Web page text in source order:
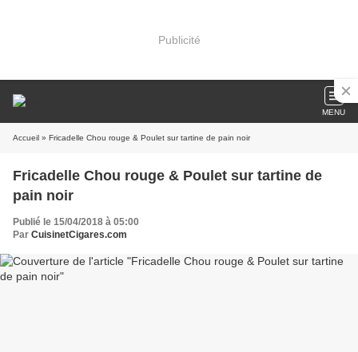
Publicité
MENU
Accueil » Fricadelle Chou rouge & Poulet sur tartine de pain noir
Fricadelle Chou rouge & Poulet sur tartine de
pain noir
Publié le 15/04/2018 à 05:00
Par CuisinetCigares.com